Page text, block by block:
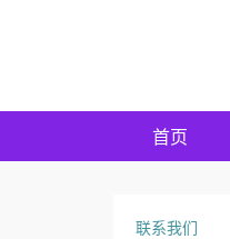
首页
联系我们